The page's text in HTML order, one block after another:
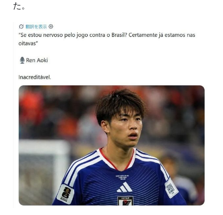
た。